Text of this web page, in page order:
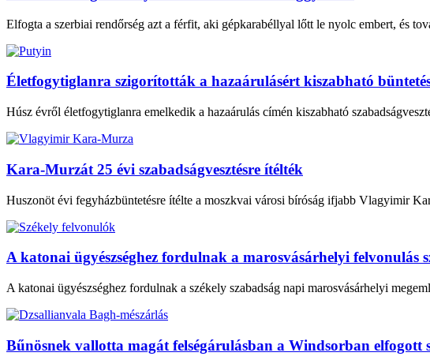
Elfogta a szerbiai rendőrség azt a férfit, aki gépkarabéllyal lőtt le nyolc embert, és
Életfogytiglanra szigorították a hazaárulásért kiszabható
Húsz évről életfogytiglanra emelkedik a hazaárulás címén kiszabható
Kara-Murzát 25 évi szabadságvesztésre ítélték
Huszonöt évi fegyházbüntetésre ítélte a moszkvai városi bíróság ifjabb Vlagyimir
A katonai ügyészséghez fordulnak a marosvásárhelyi felvonulás
A katonai ügyészséghez fordulnak a székely szabadság napi marosvásárhelyi
Bűnösnek vallotta magát felségárulásban a Windsorban elfogott